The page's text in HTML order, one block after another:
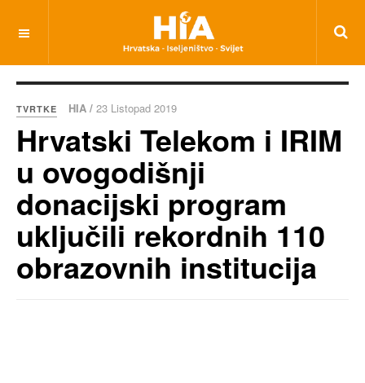
TVRTKE HIA / 23 Listopad 2019
Hrvatski Telekom i IRIM
u ovogodišnji
donacijski program
uključili rekordnih 110
obrazovnih institucija